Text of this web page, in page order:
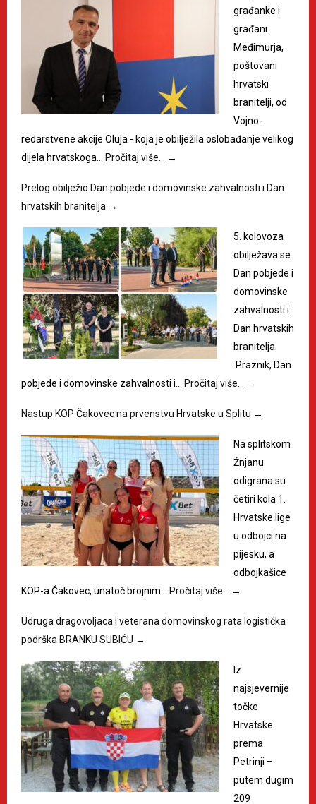
građanke i
građani
Međimurja,
poštovani
hrvatski
branitelji, od
Vojno-
redarstvene akcije Oluja - koja je obilježila oslobađanje velikog
dijela hrvatskoga… Pročitaj više… →
Prelog obilježio Dan pobjede i domovinske zahvalnosti i Dan
hrvatskih branitelja →
5. kolovoza
obilježava se
Dan pobjede i
domovinske
zahvalnosti i
Dan hrvatskih
branitelja.
Praznik, Dan
pobjede i domovinske zahvalnosti i… Pročitaj više… →
Nastup KOP Čakovec na prvenstvu Hrvatske u Splitu →
Na splitskom
Žnjanu
odigrana su
četiri kola 1.
Hrvatske lige
u odbojci na
pijesku, a
odbojkašice
KOP-a Čakovec, unatoč brojnim… Pročitaj više… →
Udruga dragovoljaca i veterana domovinskog rata logistička
podrška BRANKU SUBIĆU →
Iz
najsjevernije
točke
Hrvatske
prema
Petrinji –
putem dugim
209